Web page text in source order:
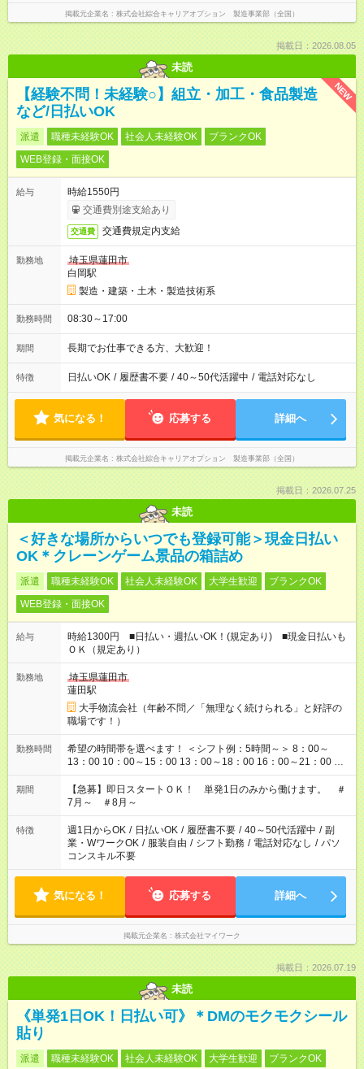
掲載元企業名 株式会社綜合キャリアオプション 製造事業部（全国）
掲載日：2026.08.05
未読
NEW
【経験不問！未経験○】組立・加工・食品製造
など/日払いOK
派遣 職種未経験OK 社会人未経験OK
ブランクOK
WEB登録・面接OK
給与
時給1550円
交通費別途支給あり
交通費 交通費規定内支給
勤務地
埼玉県蓮田市
白岡駅
製造・建築・土木・製造技術系
勤務時間 08:30～17:00
期間 長期でお仕事できる方、大歓迎！
特徴 日払いOK / 履歴書不要 / 40～50代活躍中 / 電話対応なし
気になる！ 応募する 詳細へ
掲載元企業名 株式会社綜合キャリアオプション 製造事業部（全国）
掲載日：2026.07.25
未読
＜好きな場所からいつでも登録可能＞現金日払い
OK＊クレーンゲーム景品の箱詰め
派遣 職種未経験OK 社会人未経験OK 大学生歓迎
ブランクOK
WEB登録・面接OK
給与
時給1300円 ■日払い・週払いOK！(規定あり) ■現金日払いも
ＯＫ（規定あり）
勤務地
埼玉県蓮田市
蓮田駅
大手物流会社（年齢不問／「無理なく続けられる」と好評の
職場です！）
勤務時間
希望の時間帯を選べます！ ＜シフト例：5時間～＞ 8：00～
13：00 10：00～15：00 13：00～18：00 16：00～21：00 ＜
シフト例：8時間～＞ ・10：00～19：00 ・13：00～22：00 ・
22：00～翌6：00 など！是非ご希望をお聞かせください！
期間
【急募】即日スタートＯＫ！ 単発1日のみから働けます。 ＃
7月～ ＃8月～
特徴 週1日からOK / 日払いOK / 履歴書不要 / 40～50代活躍中 / 副
業・WワークOK / 服装自由 / シフト勤務 / 電話対応なし / パソ
コンスキル不要
気になる！ 応募する 詳細へ
掲載元企業名 株式会社マイワーク
掲載日：2026.07.19
未読
《単発1日OK！日払い可》＊DMのモクモクシール
貼り
派遣 職種未経験OK 社会人未経験OK 大学生歓迎
ブランクOK